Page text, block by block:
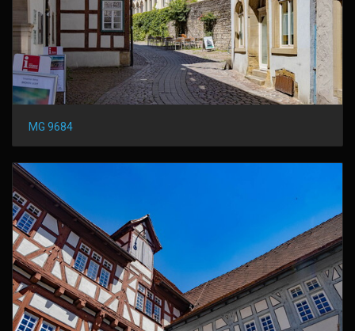
MG 9684